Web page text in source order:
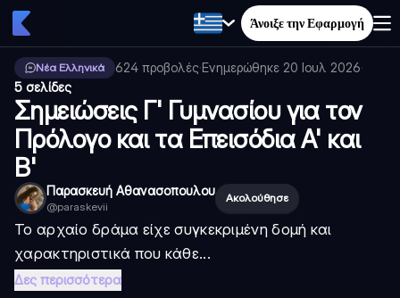
Άνοιξε την Εφαρμογή
Νέα Ελληνικά 624 προβολές·Ενημερώθηκε 20 Ιουλ 2026·
5 σελίδες
Σημειώσεις Γ' Γυμνασίου για τον
Πρόλογο και τα Επεισόδια Α' και
Β'
Παρασκευή Αθανασοπουλου
@paraskevii
Ακολούθησε
Το αρχαίο δράμα είχε συγκεκριμένη δομή και
χαρακτηριστικά που κάθε...
Δες περισσότερα